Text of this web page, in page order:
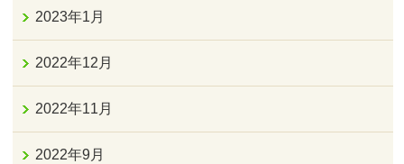
2023年1月
2022年12月
2022年11月
2022年9月